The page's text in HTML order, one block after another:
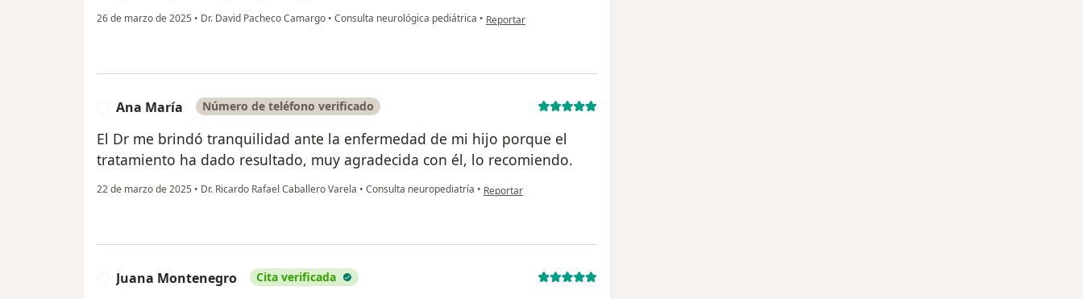
26 de marzo de 2025 • Dr. David Pacheco Camargo • Consulta neurológica pediátrica • en opinión del usuario Angela Q
Reportar
Ana María Número de teléfono verificado
El Dr me brindó tranquilidad ante la enfermedad de mi hijo porque el
tratamiento ha dado resultado, muy agradecida con él, lo recomiendo.
22 de marzo de 2025 • Dr. Ricardo Rafael Caballero Varela • Consulta neuropediatría • en opinión del usuario Ana María
Reportar
Juana Montenegro Cita verificada